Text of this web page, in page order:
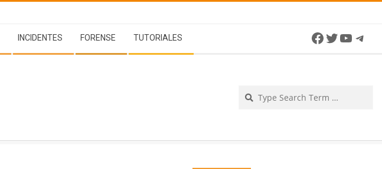
INCIDENTES FORENSE TUTORIALES Facebook
Twitter